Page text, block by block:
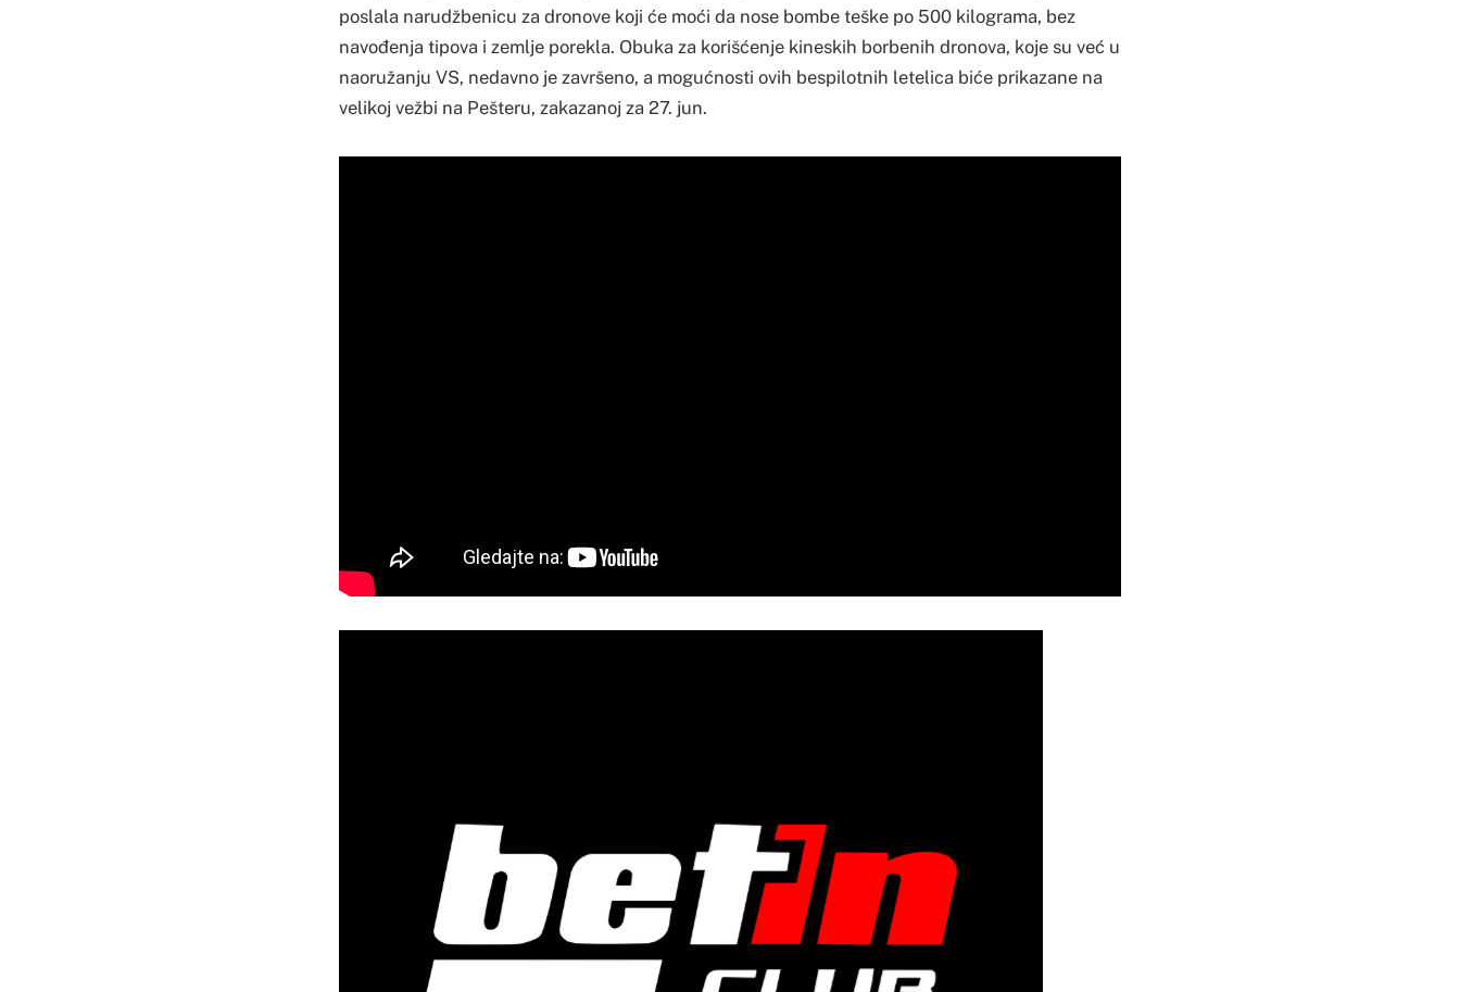
poslala narudžbenicu za dronove koji će moći da nose bombe teške po 500 kilograma, bez
navođenja tipova i zemlje porekla. Obuka za korišćenje kineskih borbenih dronova, koje su već u
naoružanju VS, nedavno je završeno, a mogućnosti ovih bespilotnih letelica biće prikazane na
velikoj vežbi na Pešteru, zakazanoj za 27. jun.